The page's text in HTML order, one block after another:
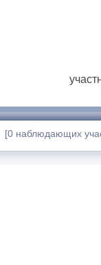
[0 наблюдающих